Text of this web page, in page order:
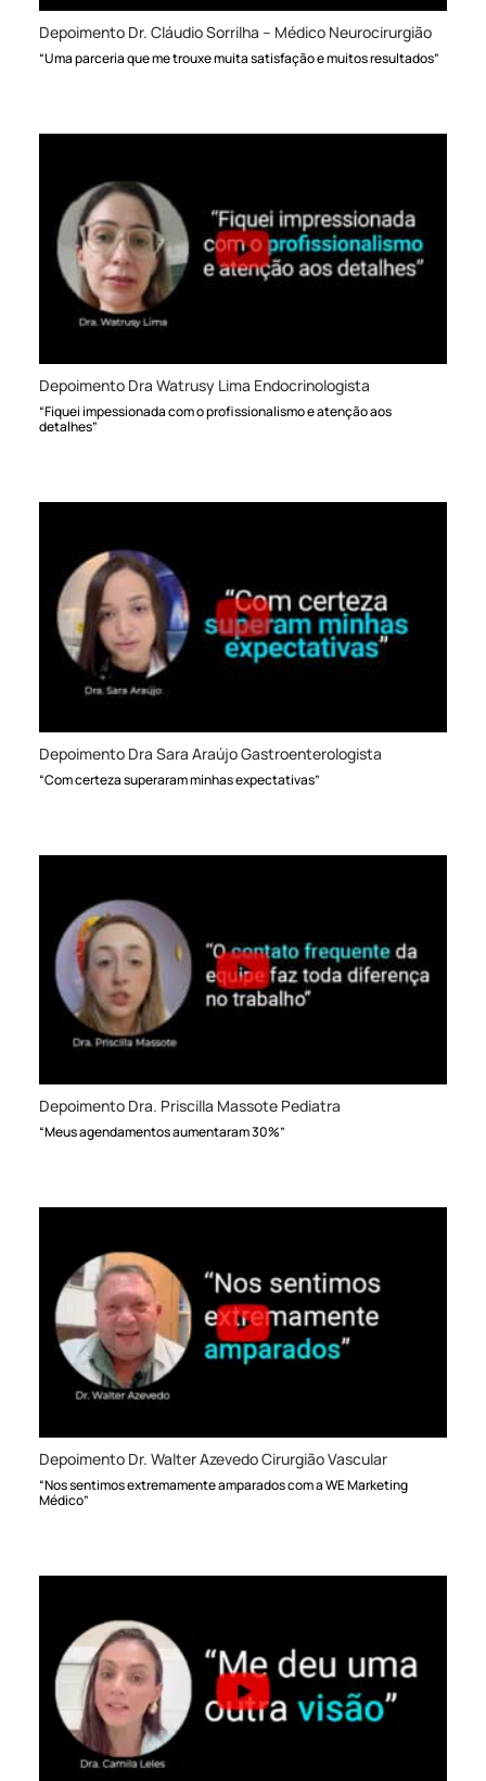
Depoimento Dr. Cláudio Sorrilha – Médico Neurocirurgião
“Uma parceria que me trouxe muita satisfação e muitos resultados”
Depoimento Dra Watrusy Lima Endocrinologista
“Fiquei impessionada com o profissionalismo e atenção aos
detalhes”
Depoimento Dra Sara Araújo Gastroenterologista
“Com certeza superaram minhas expectativas”
Depoimento Dra. Priscilla Massote Pediatra
“Meus agendamentos aumentaram 30%”
Depoimento Dr. Walter Azevedo Cirurgião Vascular
“Nos sentimos extremamente amparados com a WE Marketing
Médico”